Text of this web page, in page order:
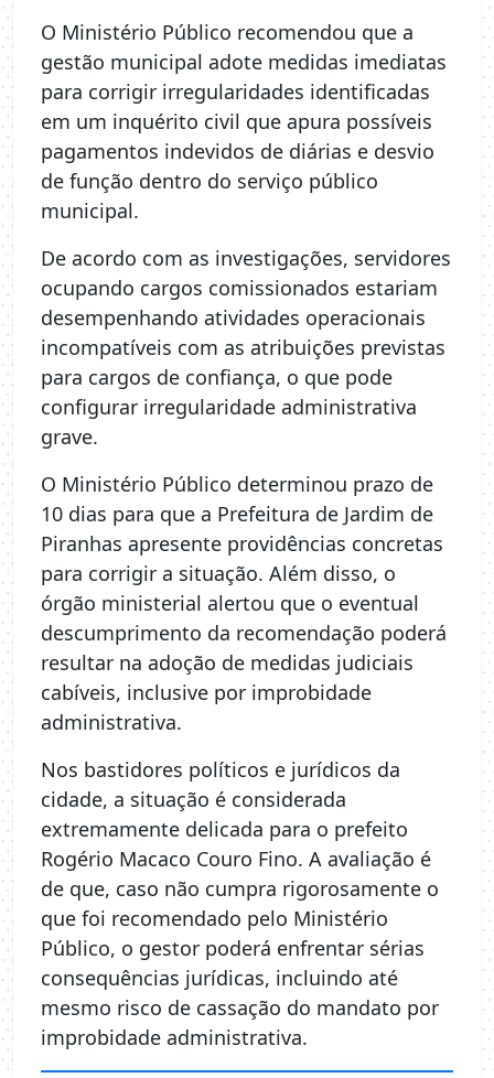
O Ministério Público recomendou que a
gestão municipal adote medidas imediatas
para corrigir irregularidades identificadas
em um inquérito civil que apura possíveis
pagamentos indevidos de diárias e desvio
de função dentro do serviço público
municipal.
De acordo com as investigações, servidores
ocupando cargos comissionados estariam
desempenhando atividades operacionais
incompatíveis com as atribuições previstas
para cargos de confiança, o que pode
configurar irregularidade administrativa
grave.
O Ministério Público determinou prazo de
10 dias para que a Prefeitura de Jardim de
Piranhas apresente providências concretas
para corrigir a situação. Além disso, o
órgão ministerial alertou que o eventual
descumprimento da recomendação poderá
resultar na adoção de medidas judiciais
cabíveis, inclusive por improbidade
administrativa.
Nos bastidores políticos e jurídicos da
cidade, a situação é considerada
extremamente delicada para o prefeito
Rogério Macaco Couro Fino. A avaliação é
de que, caso não cumpra rigorosamente o
que foi recomendado pelo Ministério
Público, o gestor poderá enfrentar sérias
consequências jurídicas, incluindo até
mesmo risco de cassação do mandato por
improbidade administrativa.